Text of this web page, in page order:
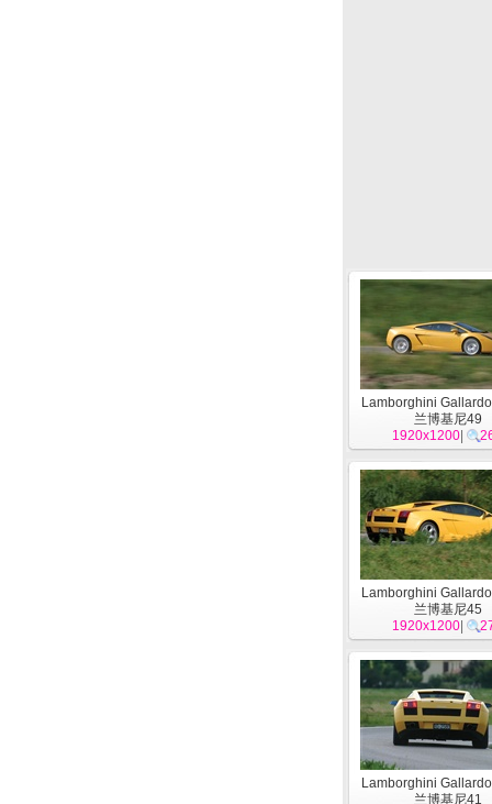
Lamborghini
兰博基尼49
1920x1200
Lamborghini
兰博基尼45
1920x1200
Lamborghini
兰博基尼41